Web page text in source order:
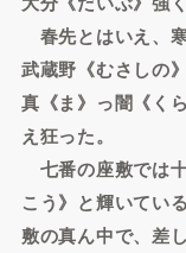
春先とはいえ、
武蔵野《むさしの
真《ま》っ闇《く
え狂った。
七番の座敷では
こう》と輝いてい
敷の真ん中で、差